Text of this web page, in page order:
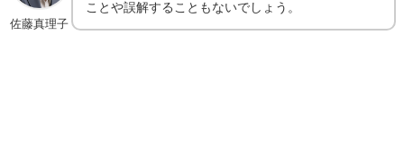
佐藤真理子
ことや誤解することもないでしょう。